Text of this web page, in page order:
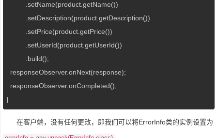
          .setName(product.getName())
          .setDescription(product.getDescription())
          .setPrice(product.getPrice())
          .setUserId(product.getUserId())
          .build();
  responseObserver.onNext(response);
  responseObserver.onCompleted();
}
在客户端，没有任何更改，即我们可以将ErrorInfo类的实例设置为